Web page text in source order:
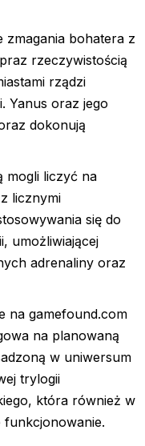
zmagania bohatera z
rzeczywistością
rządzi
Yanus oraz jego
dokonują
mogli liczyć na
licznymi
się do
umożliwiającej
adrenaliny oraz
na gamefound.com
na planowaną
w uniwersum
trylogii
która również w
funkcjonowanie.